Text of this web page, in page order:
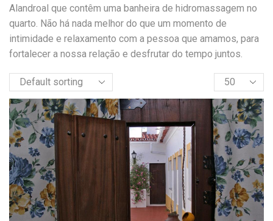
Alandroal que contêm uma banheira de hidromassagem no
quarto. Não há nada melhor do que um momento de
intimidade e relaxamento com a pessoa que amamos, para
fortalecer a nossa relação e desfrutar do tempo juntos.